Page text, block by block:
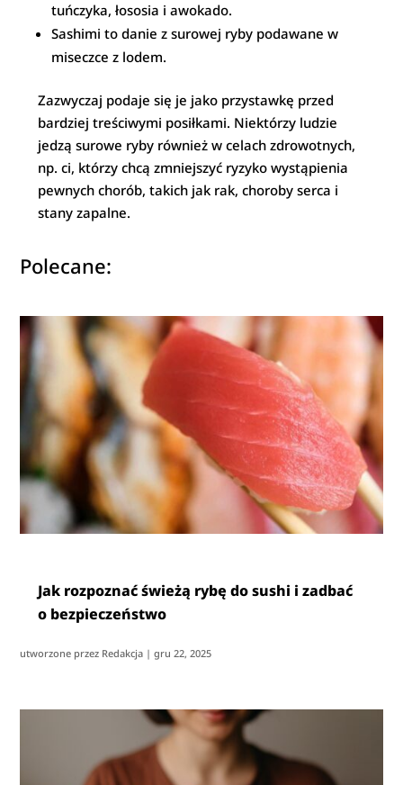
tuńczyka, łososia i awokado.
Sashimi to danie z surowej ryby podawane w
miseczce z lodem.
Zazwyczaj podaje się je jako przystawkę przed
bardziej treściwymi posiłkami. Niektórzy ludzie
jedzą surowe ryby również w celach zdrowotnych,
np. ci, którzy chcą zmniejszyć ryzyko wystąpienia
pewnych chorób, takich jak rak, choroby serca i
stany zapalne.
Polecane:
Jak rozpoznać świeżą rybę do sushi i zadbać
o bezpieczeństwo
utworzone przez Redakcja |gru 22, 2025